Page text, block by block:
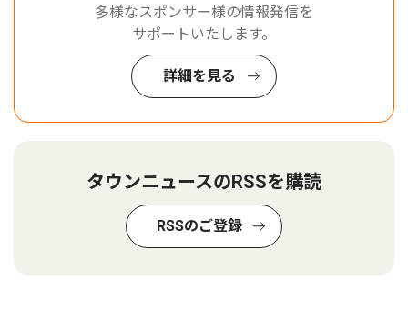
多様なスポンサー様の情報発信を
サポートいたします。
詳細を見る
タウンニュースのRSSを購読
RSSのご登録